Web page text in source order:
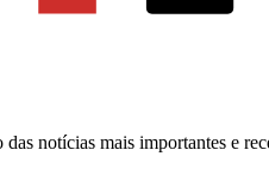
notícias mais importantes e